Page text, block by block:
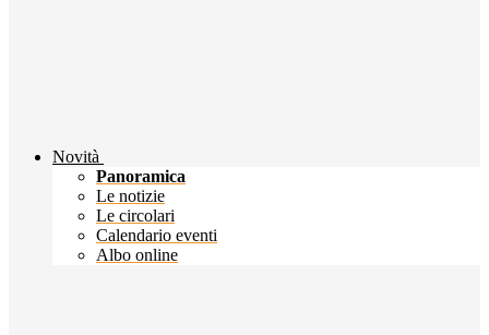
Novità
Panoramica
Le notizie
Le circolari
Calendario eventi
Albo online